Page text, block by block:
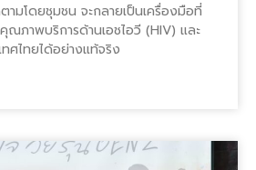
ามโดยชุมชน จะกลายเป็นเครื่องมือที่
ณภาพบริการด้านเอชไอวี (HIV) และ
ศไทยได้อย่างแท้จริง